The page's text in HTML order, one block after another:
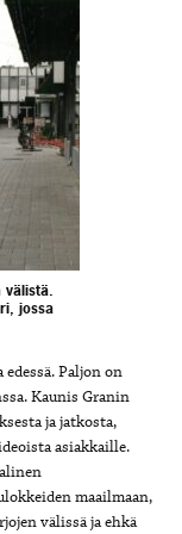
välistä.
jossa
Paljon on
Kaunis Granin
ja jatkosta,
asiakkaille.
maailmaan,
välissä ja ehkä